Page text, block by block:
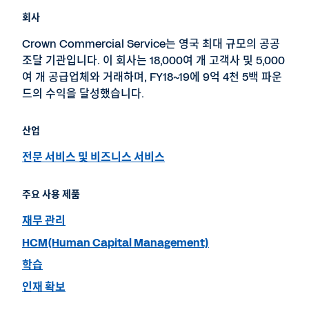
회사
Crown Commercial Service는 영국 최대 규모의 공공
조달 기관입니다. 이 회사는 18,000여 개 고객사 및 5,000
여 개 공급업체와 거래하며, FY18~19에 9억 4천 5백 파운
드의 수익을 달성했습니다.
산업
전문 서비스 및 비즈니스 서비스
주요 사용 제품
재무 관리
HCM(Human Capital Management)
학습
인재 확보